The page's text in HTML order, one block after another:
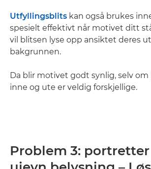
Utfyllingsblits kan også brukes
spesielt effektivt når motivet ditt
vil blitsen lyse opp ansiktet deres
bakgrunnen.
Da blir motivet godt synlig, selv om
inne og ute er veldig forskjellige.
Problem 3: